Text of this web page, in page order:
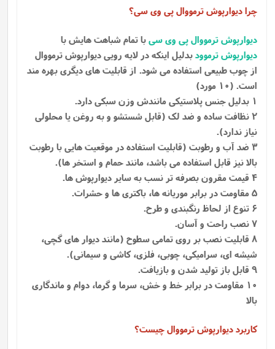
چرا دیوارپوش ترمووال پی وی سی؟
دیوارپوش ترمووال پی وی سیبا تمام شباهت هایش با
دیوارپوش ترموودبدلیل اینکه در لایه رویی دیوارپوش ترمووال
از چوب طبیعی استفاده می شود. از قابلیت های دیگری بهره مند
است. (10 مورد)
1 بدلیل جنس پلاستیکی مانندش وزن سبکی دارد.
2 نظافت ساده و ضد لک (قابل شستشو و به روغن یا محلولی
نیاز ندارد).
3 ضد آب و رطوبت (قابلیت استفاده در موقعیت هایی با رطوبت
بالا نیز قابل استفاده می باشد، مانند حمام و استخر ها).
4 قیمت مقرون بصرفه تر نسب به سایر دیوارپوش ها.
5 مقاومت در برابر موریانه ها، باکتری ها و حشرات.
6 تنوع از لحاظ رنگبندی و طرح.
7 نصب راحت و آسان.
8 قابلیت نصب بر روی تمامی سطوح (مانند دیوار های گچی،
شیشه ای، سرامیکی، چوبی، فلزی، کاشی و سیمانی).
9 قابل باز تولید شدن و بازیافت.
10 مقاومت در برابر خط و خش، سرما و گرما، دوام و ماندگاری
بالا
کاربرد دیوارپوش ترمووال چیست؟